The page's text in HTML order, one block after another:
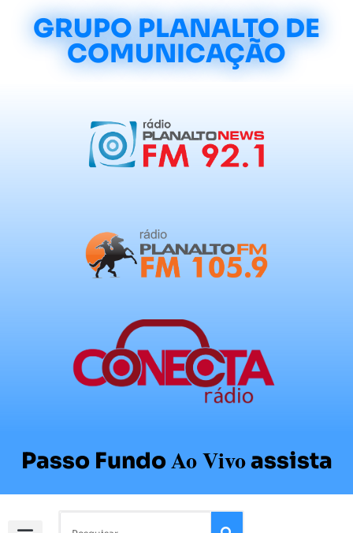
GRUPO PLANALTO DE
COMUNICAÇÃO
Passo FundoAo Vivoassista